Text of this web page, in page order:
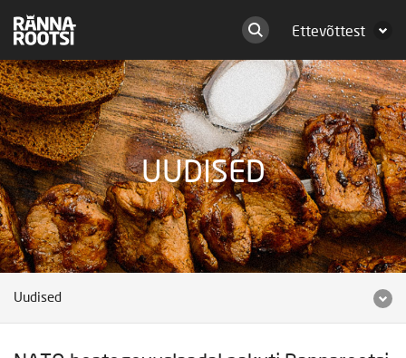
Ettevõttest
UUDISED
Uudised